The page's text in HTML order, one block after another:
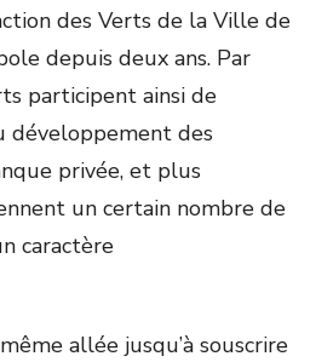
des Verts de la Ville de
depuis deux ans. Par
participent ainsi de
développement des
privée, et plus
un certain nombre de
caractère
allée jusqu’à souscrire